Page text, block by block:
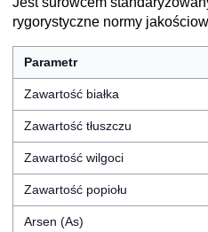
rygorystyczne normy
Parametr
Zawartość białka
Zawartość tłuszczu
Zawartość wilgoci
Zawartość popiołu
Arsen (As)